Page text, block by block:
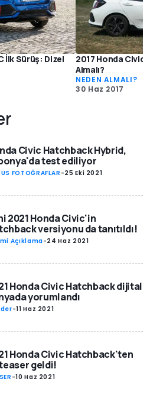
İlk Sürüş: Dizel
2017 Honda Civic
Almalı?
NEDEN ALMALI?
30 Haz 2017
Civic Hatchback Hybrid,
test ediliyor
FOTOĞRAFLAR -25 Eki 2021
2021 Honda Civic'in
versiyonu da tanıtıldı!
Açıklama-24 Haz 2021
Honda Civic Hatchback dijital
yorumlandı
-11 Haz 2021
Honda Civic Hatchback'ten
geldi!
-10 Haz 2021